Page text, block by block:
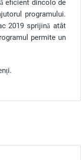
eficient dincolo de
programului.
2019 sprijină atât
permite un